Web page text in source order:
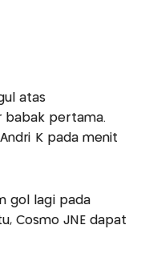
atas
babak pertama.
K pada menit
gol lagi pada
Cosmo JNE dapat